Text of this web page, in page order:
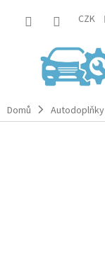
CZK
Domů Autodoplňky